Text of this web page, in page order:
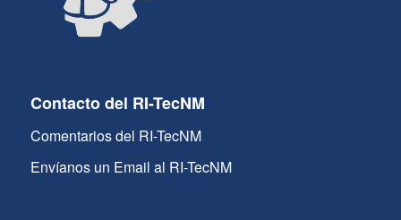
Contacto del RI-TecNM
Comentarios del RI-TecNM
Envíanos un Email al RI-TecNM